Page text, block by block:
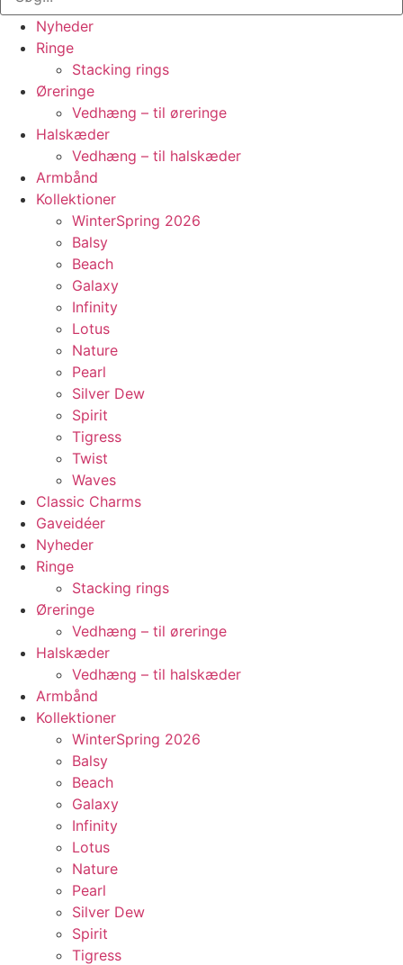
Nyheder
Ringe
Stacking rings
Øreringe
Vedhæng – til øreringe
Halskæder
Vedhæng – til halskæder
Armbånd
Kollektioner
WinterSpring 2026
Balsy
Beach
Galaxy
Infinity
Lotus
Nature
Pearl
Silver Dew
Spirit
Tigress
Twist
Waves
Classic Charms
Gaveidéer
Nyheder
Ringe
Stacking rings
Øreringe
Vedhæng – til øreringe
Halskæder
Vedhæng – til halskæder
Armbånd
Kollektioner
WinterSpring 2026
Balsy
Beach
Galaxy
Infinity
Lotus
Nature
Pearl
Silver Dew
Spirit
Tigress